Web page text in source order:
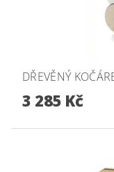
DŘEVĚNÝ
3 285 Kč